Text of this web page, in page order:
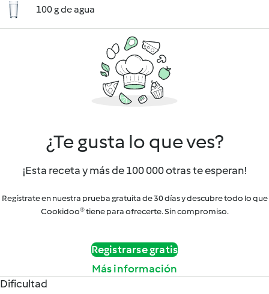
100 g de agua
¿Te gusta lo que ves?
¡Esta receta y más de 100 000 otras te esperan!
Regístrate en nuestra prueba gratuita de 30 días y descubre todo lo que
Cookidoo® tiene para ofrecerte. Sin compromiso.
Registrarse gratis
Más información
Dificultad